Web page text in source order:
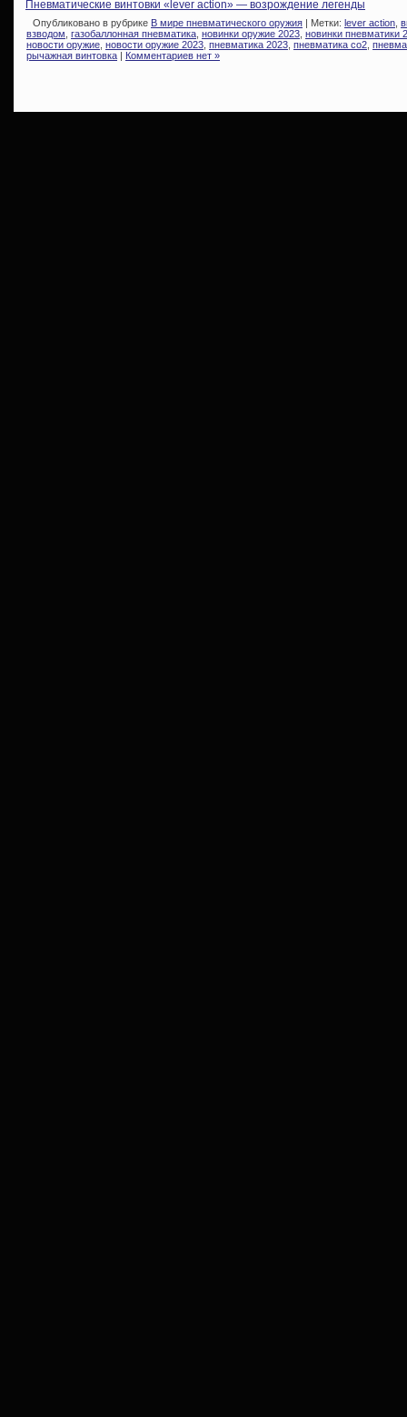
Пневматические винтовки «lever action» — возрождение легенды
Опубликовано в рубрике В мире пневматического оружия | Метки: lever action
взводом газобаллонная пневматика новинки оружие 2023 новинки пневматики
новости оружие новости оружие 2023 пневматика 2023 пневматика со2
рычажная винтовка | Комментариев нет »